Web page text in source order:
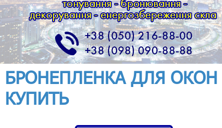
БРОНЕПЛЕНКА ДЛЯ ОКОН
КУПИТЬ